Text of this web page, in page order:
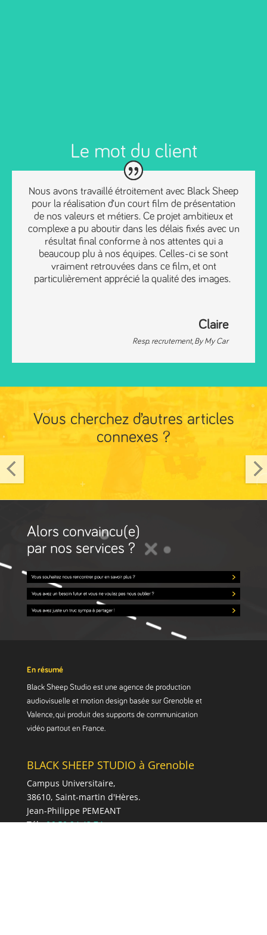
Le mot du client
Nous avons travaillé étroitement avec Black Sheep
pour la réalisation d’un court film de présentation
de nos valeurs et métiers. Ce projet ambitieux et
complexe a pu aboutir dans les délais fixés avec un
résultat final conforme à nos attentes qui a
beaucoup plu à nos équipes. Celles-ci se sont
vraiment retrouvées dans ce film, et ont
particulièrement apprécié la qualité des images.
Claire
Resp. recrutement, By My Car
Vous cherchez d’autres articles
connexes ?
Alors convaincu(e)
par nos services ?
En résumé
Black Sheep Studio est une agence de production
audiovisuelle et motion design basée sur Grenoble et
Valence, qui produit des supports de communication
vidéo partout en France.
BLACK SHEEP STUDIO à Grenoble
Campus Universitaire,
38610, Saint-martin d'Hères.
Jean-Philippe PEMEANT
Tél :06 50 94 43 74